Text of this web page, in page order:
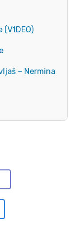
– Nermina